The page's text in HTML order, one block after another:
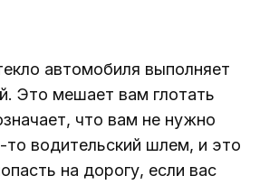
автомобиля выполняет
Это мешает вам глотать
что вам не нужно
то водительский шлем, и это
на дорогу, если вас